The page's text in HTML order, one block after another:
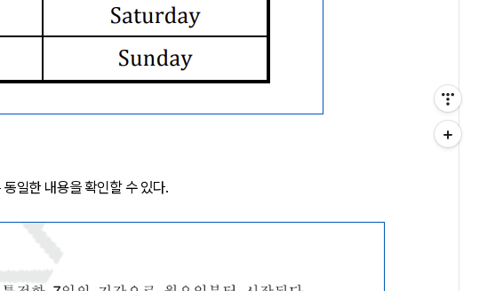
일한 내용을 확인할 수 있다.